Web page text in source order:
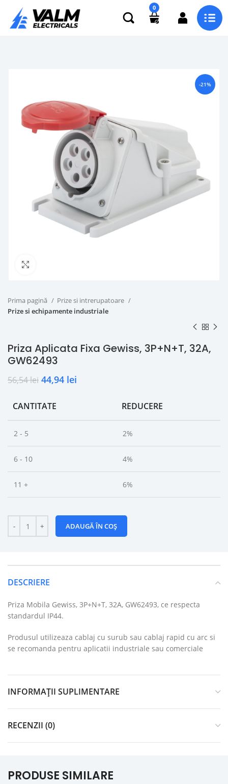
0
-21%
Prima pagină
Prize si intrerupatoare
Prize si echipamente industriale
Priza Aplicata Fixa Gewiss, 3P+N+T, 32A,
GW62493
56,54lei 44,94 lei
CANTITATE REDUCERE
2 - 5 2%
6 - 10 4%
11 + 6%
ADAUGĂ ÎN COȘ
DESCRIERE
Priza Mobila Gewiss, 3P+N+T, 32A, GW62493, ce respecta
standardul IP44.
Produsul utilizeaza cablaj cu surub sau cablaj rapid cu arc si
se recomanda pentru aplicatii industriale sau comerciale
INFORMAȚII SUPLIMENTARE
RECENZII (0)
PRODUSE SIMILARE